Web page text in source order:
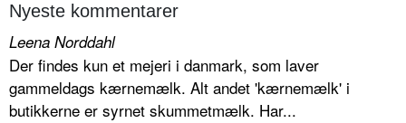
Nyeste kommentarer
Leena Norddahl
Der findes kun et mejeri i danmark, som laver
gammeldags kærnemælk. Alt andet 'kærnemælk' i
butikkerne er syrnet skummetmælk. Har...